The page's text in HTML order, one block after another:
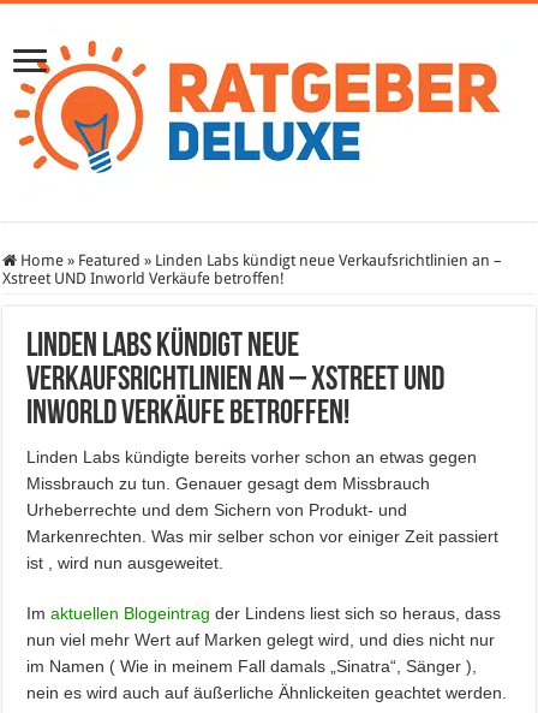
Home » Featured » Linden Labs kündigt neue Verkaufsrichtlinien an –
Xstreet UND Inworld Verkäufe betroffen!
Linden Labs kündigt neue
Verkaufsrichtlinien an – Xstreet UND
Inworld Verkäufe betroffen!
Linden Labs kündigte bereits vorher schon an etwas gegen
Missbrauch zu tun. Genauer gesagt dem Missbrauch
Urheberrechte und dem Sichern von Produkt- und
Markenrechten. Was mir selber schon vor einiger Zeit passiert
ist , wird nun ausgeweitet.
Imaktuellen Blogeintrag der Lindens liest sich so heraus, dass
nun viel mehr Wert auf Marken gelegt wird, und dies nicht nur
im Namen ( Wie in meinem Fall damals „Sinatra“, Sänger ),
nein es wird auch auf äußerliche Ähnlickeiten geachtet werden.